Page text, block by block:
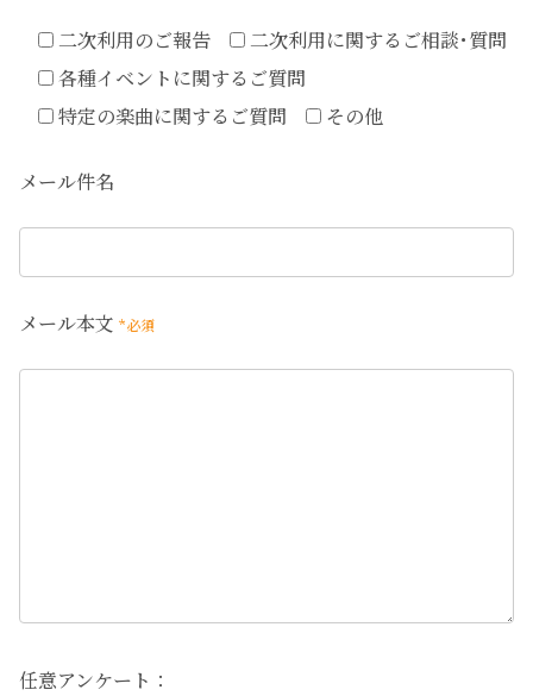
二次利用のご報告
二次利用に関するご相談･質問
各種イベントに関するご質問
特定の楽曲に関するご質問
その他
メール件名
メール本文 *必須
任意アンケート：